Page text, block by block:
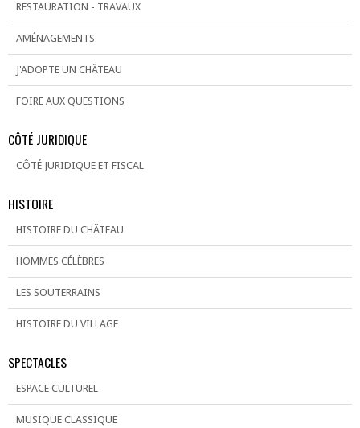
RESTAURATION - TRAVAUX
AMÉNAGEMENTS
J'ADOPTE UN CHÂTEAU
FOIRE AUX QUESTIONS
CÔTÉ JURIDIQUE
CÔTÉ JURIDIQUE ET FISCAL
HISTOIRE
HISTOIRE DU CHÂTEAU
HOMMES CÉLÈBRES
LES SOUTERRAINS
HISTOIRE DU VILLAGE
SPECTACLES
ESPACE CULTUREL
MUSIQUE CLASSIQUE